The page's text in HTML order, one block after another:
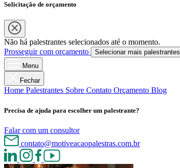
Solicitação de orçamento
Não há palestrantes selecionados até o momento.
Prosseguir com orçamento
Selecionar mais palestrantes
Menu
Fechar
Home Palestrantes Sobre Contato Orçamento Blog
Precisa de ajuda para escolher um palestrante?
Falar com um consultor
contato@motiveacaopalestras.com.br